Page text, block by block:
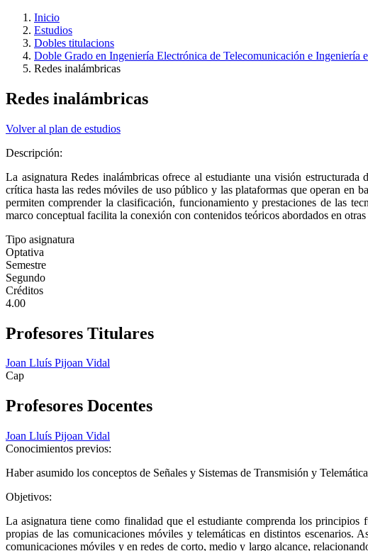
Inicio
Estudios
Dobles titulacions
Doble Grado en Ingeniería Electrónica de Telecomunicación e Ingeniería
Redes inalámbricas
Redes inalámbricas
Volver al plan de estudios
Descripción:
La asignatura Redes inalámbricas ofrece al estudiante una visión
crítica hasta las redes móviles de uso público y las plataformas que operan en
permiten comprender la clasificación, funcionamiento y prestaciones de las
marco conceptual facilita la conexión con contenidos teóricos abordados en
Tipo asignatura
Optativa
Semestre
Segundo
Créditos
4.00
Profesores Titulares
Joan Lluís Pijoan Vidal
Cap
Profesores Docentes
Joan Lluís Pijoan Vidal
Conocimientos previos:
Haber asumido los conceptos de Señales y Sistemas de Transmisión y
Objetivos:
La asignatura tiene como finalidad que el estudiante comprenda los
propias de las comunicaciones móviles y telemáticas en distintos escenarios.
comunicaciones móviles y en redes de corto, medio y largo alcance,